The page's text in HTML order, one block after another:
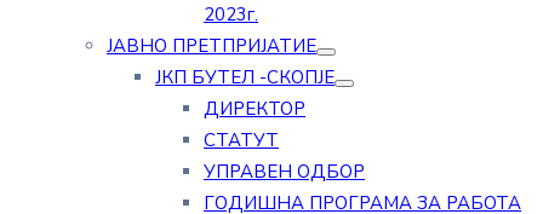
2023г.
ЈАВНО ПРЕТПРИЈАТИЕ
ЈКП БУТЕЛ -СКОПЈЕ
ДИРЕКТОР
СТАТУТ
УПРАВЕН ОДБОР
ГОДИШНА ПРОГРАМА ЗА РАБОТА